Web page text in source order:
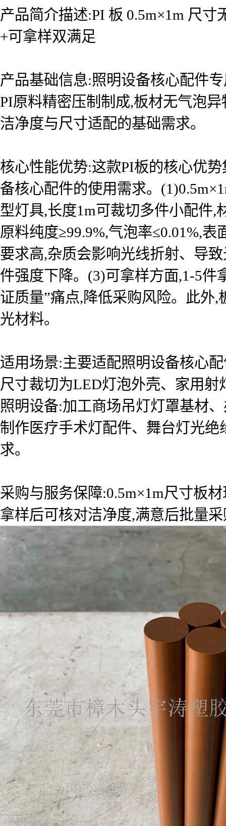
产品简介描述:PI 板 0.5m×1m 尺
+可拿样双满足
产品基础信息:照明设备核心配件
PI原料精密压制制成,板材无气泡
洁净度与尺寸适配的基础需求。
核心性能优势:这款PI板的核心优
备核心配件的使用需求。
型灯具,长度1m可裁切多件小配件,
原料纯度≥99.9%,气泡率≤0.01%,
要求高,杂质会影响光线折射、导
件强度下降。(3)可拿样方面,1-5件
证质量”痛点,降低采购风险。此外
光材料。
适用场景:主要适配照明设备核心
尺寸裁切为LED灯泡外壳、家用
照明设备:加工商场吊灯灯罩基材
制作医疗手术灯配件、舞台灯光
求。
采购与服务保障:0.5m×1m尺寸板
拿样后可核对洁净度,满意后批量